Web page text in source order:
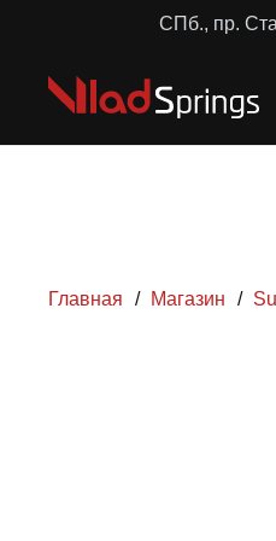
СПб., пр.
Главная / Магазин /